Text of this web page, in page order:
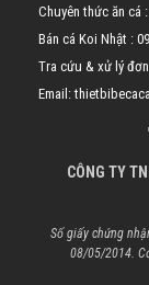
Chuyên thức ăn cá :
Bán cá Koi Nhật :
Tra cứu & xử lý
Email:
CÔNG TY
Số giấy chứng
08/05/2014.